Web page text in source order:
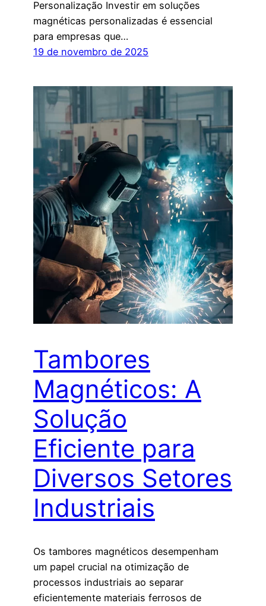
Personalização Investir em soluções
magnéticas personalizadas é essencial
para empresas que…
19 de novembro de 2025
Tambores
Magnéticos: A
Solução
Eficiente para
Diversos Setores
Industriais
Os tambores magnéticos desempenham
um papel crucial na otimização de
processos industriais ao separar
eficientemente materiais ferrosos de